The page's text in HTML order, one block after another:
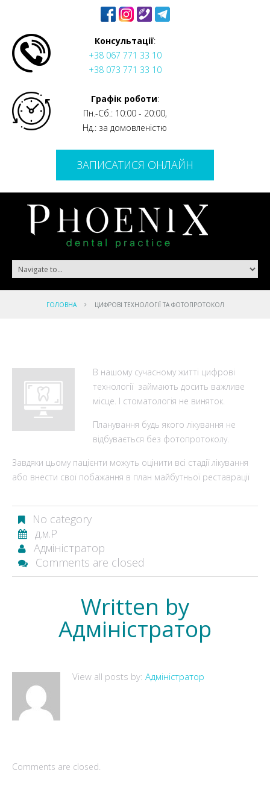
Консультації:
+38 067 771 33 10
+38 073 771 33 10
Графік роботи:
Пн.-Сб.: 10:00 - 20:00,
Нд.: за домовленістю
ЗАПИСАТИСЯ ОНЛАЙН
ГОЛОВНА ЦИФРОВІ ТЕХНОЛОГІЇ ТА ФОТОПРОТОКОЛ
В нашому сучасному житті цифрові
технології займають досить важливе
місце. І стоматологія не виняток.
Планування будь якого лікування не
відбувається без фотопротоколу.
Завдяки цьому пацієнти можуть оцінити всі стадії лікування
або внести свої побажання в план майбутньої реставрації
No category
д.м.Р
Адміністратор
Comments are closed
Written by
Адміністратор
View all posts by: Адміністратор
Comments are closed.